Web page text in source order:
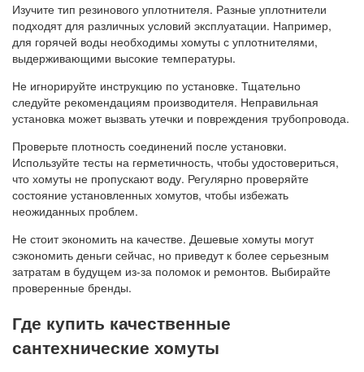
Изучите тип резинового уплотнителя. Разные уплотнители
подходят для различных условий эксплуатации. Например,
для горячей воды необходимы хомуты с уплотнителями,
выдерживающими высокие температуры.
Не игнорируйте инструкцию по установке. Тщательно
следуйте рекомендациям производителя. Неправильная
установка может вызвать утечки и повреждения трубопровода.
Проверьте плотность соединений после установки.
Используйте тесты на герметичность, чтобы удостовериться,
что хомуты не пропускают воду. Регулярно проверяйте
состояние установленных хомутов, чтобы избежать
неожиданных проблем.
Не стоит экономить на качестве. Дешевые хомуты могут
сэкономить деньги сейчас, но приведут к более серьезным
затратам в будущем из-за поломок и ремонтов. Выбирайте
проверенные бренды.
Где купить качественные
сантехнические хомуты